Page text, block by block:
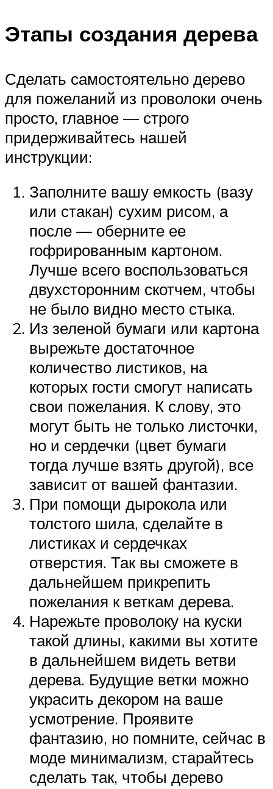
Этапы создания дерева
Сделать самостоятельно дерево
для пожеланий из проволоки очень
просто, главное — строго
придерживайтесь нашей
инструкции:
Заполните вашу емкость (вазу
или стакан) сухим рисом, а
после — оберните ее
гофрированным картоном.
Лучше всего воспользоваться
двухсторонним скотчем, чтобы
не было видно место стыка.
Из зеленой бумаги или картона
вырежьте достаточное
количество листиков, на
которых гости смогут написать
свои пожелания. К слову, это
могут быть не только листочки,
но и сердечки (цвет бумаги
тогда лучше взять другой), все
зависит от вашей фантазии.
При помощи дырокола или
толстого шила, сделайте в
листиках и сердечках
отверстия. Так вы сможете в
дальнейшем прикрепить
пожелания к веткам дерева.
Нарежьте проволоку на куски
такой длины, какими вы хотите
в дальнейшем видеть ветви
дерева. Будущие ветки можно
украсить декором на ваше
усмотрение. Проявите
фантазию, но помните, сейчас в
моде минимализм, старайтесь
сделать так, чтобы дерево